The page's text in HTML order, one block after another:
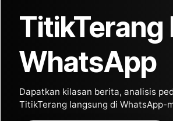
TitikTerang
WhatsApp
Dapatkan kilasan berita, analisis
TitikTerang langsung di WhatsApp-